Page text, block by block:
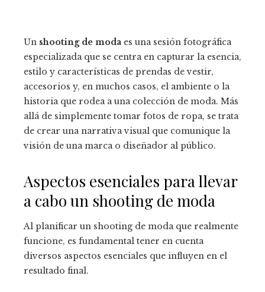
Un shooting de moda es una sesión fotográfica
especializada que se centra en capturar la esencia,
estilo y características de prendas de vestir,
accesorios y, en muchos casos, el ambiente o la
historia que rodea a una colección de moda. Más
allá de simplemente tomar fotos de ropa, se trata
de crear una narrativa visual que comunique la
visión de una marca o diseñador al público.
Aspectos esenciales para llevar
a cabo un shooting de moda
Al planificar un shooting de moda que realmente
funcione, es fundamental tener en cuenta
diversos aspectos esenciales que influyen en el
resultado final.